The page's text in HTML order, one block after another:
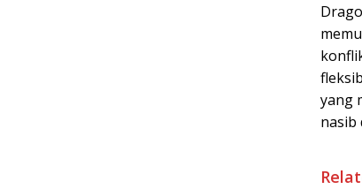
yang
nasib